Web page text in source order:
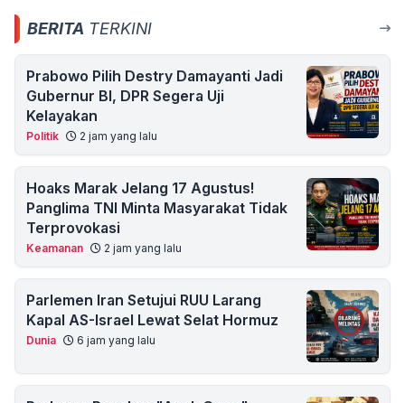
BERITA TERKINI
Prabowo Pilih Destry Damayanti Jadi
Gubernur BI, DPR Segera Uji
Kelayakan
Politik 2 jam yang lalu
Hoaks Marak Jelang 17 Agustus!
Panglima TNI Minta Masyarakat Tidak
Terprovokasi
Keamanan 2 jam yang lalu
Parlemen Iran Setujui RUU Larang
Kapal AS-Israel Lewat Selat Hormuz
Dunia 6 jam yang lalu